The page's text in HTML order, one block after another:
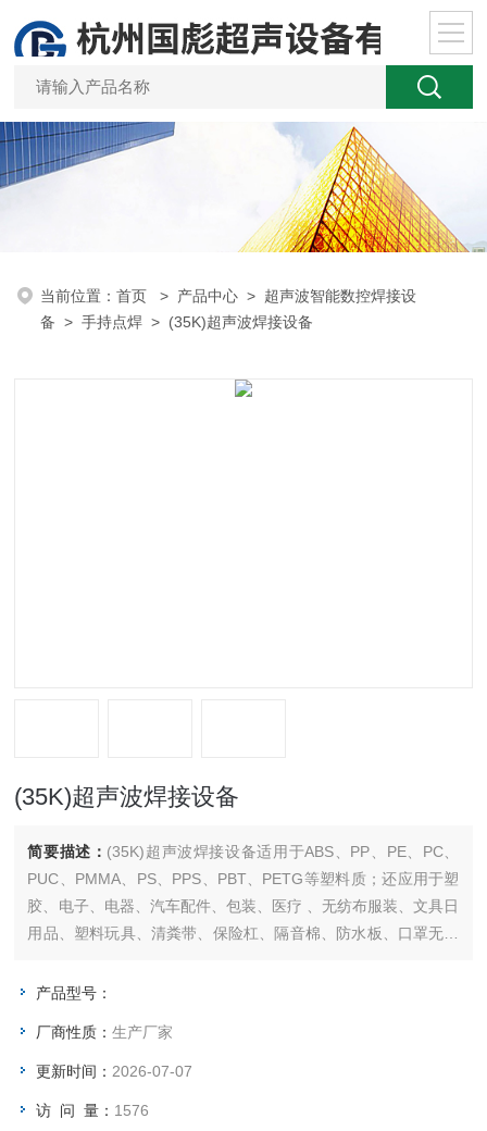
当前位置：首页 > 产品中心 > 超声波智能数控焊接设
备 >手持点焊 > (35K)超声波焊接设备
(35K)超声波焊接设备
简要描述： (35K)超声波焊接设备适用于ABS、PP、PE、PC、
PUC、PMMA、PS、PPS、PBT、PETG等塑料质；还应用于塑
胶、电子、电器、汽车配件、包装、医疗 、无纺布服装、文具日
用品、塑料玩具、清粪带、保险杠、隔音棉、防水板、口罩无纺
等等。
产品型号：
厂商性质：生产厂家
更新时间： 2026-07-07
访 问 量： 1576